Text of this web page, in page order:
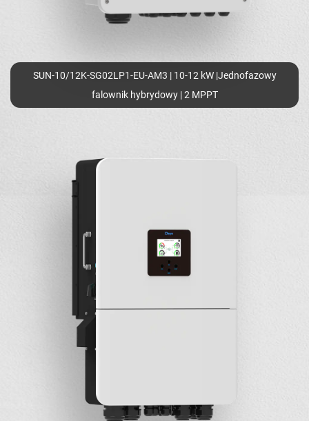
SUN-10/12K-SG02LP1-EU-AM3 | 10-12 kW |Jednofazowy
falownik hybrydowy | 2 MPPT